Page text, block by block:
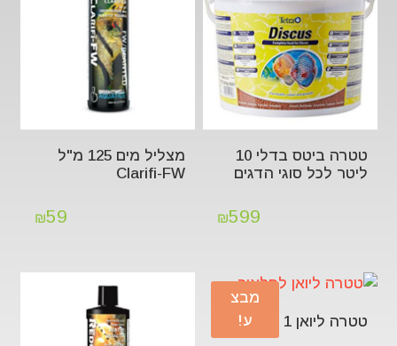
טטרה ביטס בדלי 10
ליטר לכל סוגי הדגים
₪599
מצליל מים 125 מ"ל
Clarifi-FW
₪59
מבצ
ע!
טטרה ליואן 1 ליטר